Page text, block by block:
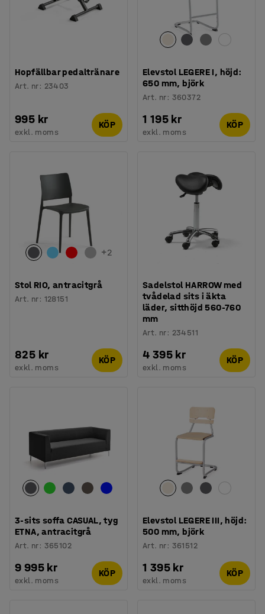
Hopfällbar pedaltränare
Art. nr: 23403
995 kr
exkl. moms
KÖP
Elevstol LEGERE I, höjd:
650 mm, björk
Art. nr: 360372
1 195 kr
exkl. moms
KÖP
+2
Stol RIO, antracitgrå
Art. nr: 128151
825 kr
exkl. moms
KÖP
Sadelstol HARROW med
tvådelad sits i äkta
läder, sitthöjd 560-760
mm
Art. nr: 234511
4 395 kr
exkl. moms
KÖP
3-sits soffa CASUAL, tyg
ETNA, antracitgrå
Art. nr: 365102
9 995 kr
exkl. moms
KÖP
Elevstol LEGERE III, höjd:
500 mm, björk
Art. nr: 361512
1 395 kr
exkl. moms
KÖP